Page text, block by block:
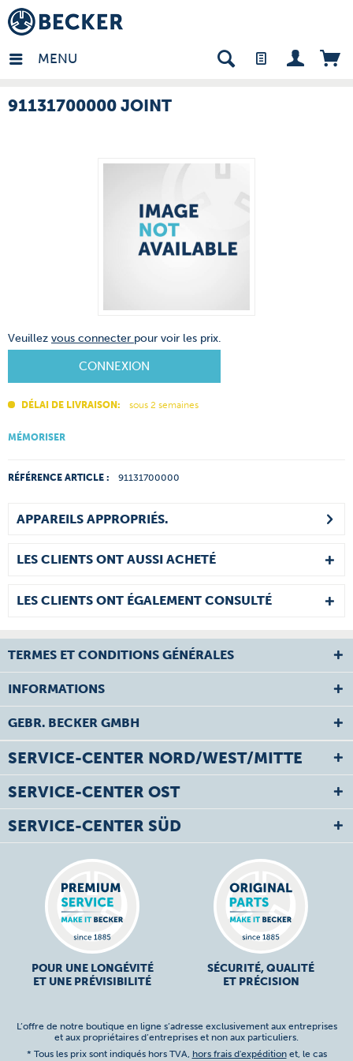
MENU
- FR
91131700000 JOINT
Veuillez vous connecter pour voir les prix.
CONNEXION
DÉLAI DE LIVRAISON: sous 2 semaines
MÉMORISER
RÉFÉRENCE ARTICLE : 91131700000
APPAREILS APPROPRIÉS.
LES CLIENTS ONT AUSSI ACHETÉ
LES CLIENTS ONT ÉGALEMENT CONSULTÉ
TERMES ET CONDITIONS GÉNÉRALES
INFORMATIONS
GEBR. BECKER GMBH
SERVICE-CENTER NORD/WEST/MITTE
SERVICE-CENTER OST
SERVICE-CENTER SÜD
POUR UNE LONGÉVITÉ
ET UNE PRÉVISIBILITÉ
SÉCURITÉ, QUALITÉ
ET PRÉCISION
L’offre de notre boutique en ligne s’adresse exclusivement aux entreprises
et aux propriétaires d’entreprises et non aux particuliers.
* Tous les prix sont indiqués hors TVA, hors frais d'expéditionet, le cas